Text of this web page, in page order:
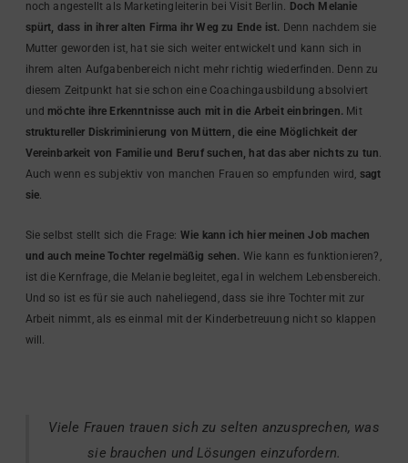
noch angestellt als Marketingleiterin bei Visit Berlin.
Doch Melanie
spürt, dass in ihrer alten Firma ihr Weg zu Ende ist. Denn nachdem sie
Mutter geworden ist, hat sie sich weiter entwickelt und kann sich in
ihrem alten Aufgabenbereich nicht mehr richtig wiederfinden. Denn zu
diesem Zeitpunkt hat sie schon eine Coachingausbildung absolviert
und möchte ihre Erkenntnisse auch mit in die Arbeit einbringen. Mit
struktureller Diskriminierung von Müttern, die eine Möglichkeit der
Vereinbarkeit von Familie und Beruf suchen, hat das aber nichts zu tun
Auch wenn es subjektiv von manchen Frauen so empfunden wird, sagt
sie
Sie selbst stellt sich die Frage: Wie kann ich hier meinen Job machen
und auch meine Tochter regelmäßig sehen. Wie kann es funktionieren?,
ist die Kernfrage, die Melanie begleitet, egal in welchem Lebensbereich.
Und so ist es für sie auch naheliegend, dass sie ihre Tochter mit zur
Arbeit nimmt, als es einmal mit der Kinderbetreuung nicht so klappen
will.
Viele Frauen trauen sich zu selten anzusprechen, was
sie brauchen und Lösungen einzufordern.